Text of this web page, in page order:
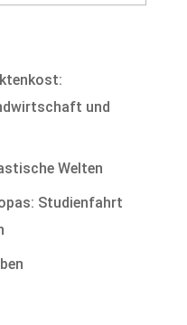
und
Welten
Studienfahrt